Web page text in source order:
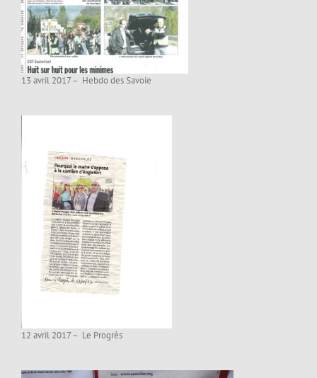
13 avril 2017 – Hebdo des Savoie
12 avril 2017 – Le Progrès